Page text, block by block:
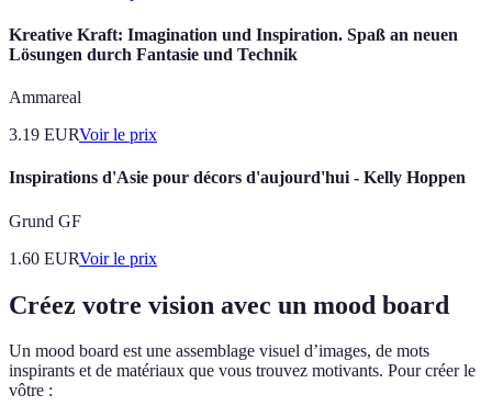
Kreative Kraft: Imagination und Inspiration. Spaß an neuen
Lösungen durch Fantasie und Technik
Ammareal
3.19 EURVoir le prix
Inspirations d'Asie pour décors d'aujourd'hui - Kelly Hoppen
Grund GF
1.60 EURVoir le prix
Créez votre vision avec un mood board
Un mood board est une assemblage visuel d’images, de mots
inspirants et de matériaux que vous trouvez motivants. Pour créer le
vôtre :